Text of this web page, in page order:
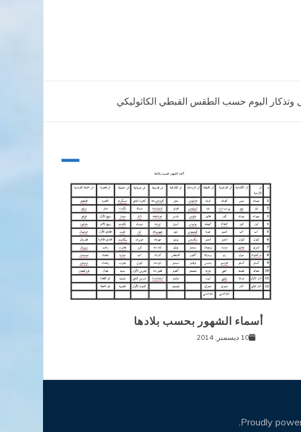
وتذكار اليوم حسب الطقس القبطي الكاثوليكي
أسماء الشهور بحسب بلادها
10 ديسمبر, 2014
Proudly
.